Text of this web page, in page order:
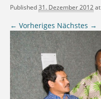
Published31. Dezember 2012at
← Vorheriges Nächstes →